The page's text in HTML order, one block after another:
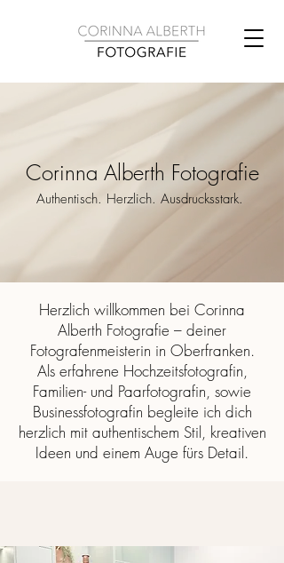
Corinna Alberth Fotografie
Authentisch. Herzlich. Ausdrucksstark.
Herzlich willkommen bei Corinna
Alberth Fotografie – deiner
Fotografenmeisterin in Oberfranken.
Als erfahrene Hochzeitsfotografin,
Familien- und Paarfotografin, sowie
Businessfotografin begleite ich dich
herzlich mit authentischem Stil, kreativen
Ideen und einem Auge fürs Detail.